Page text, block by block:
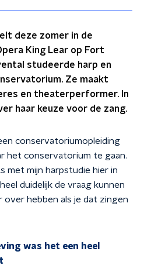
deze zomer in de
King Lear op Fort
studeerde harp en
Ze maakt
en theaterperformer. In
haar keuze voor de zang.
conservatoriumopleiding
het conservatorium te gaan.
met mijn harpstudie hier in
duidelijk de vraag kunnen
hebben als je dat zingen
was het een heel